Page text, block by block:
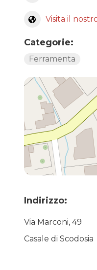
Visita il
Categorie:
Ferramenta
Indirizzo:
Via Marconi, 49
Casale di Scodosia